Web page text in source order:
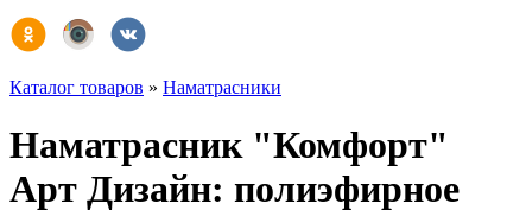
Каталог товаров » Наматрасники
Наматрасник "Комфорт"
Арт Дизайн: полиэфирное